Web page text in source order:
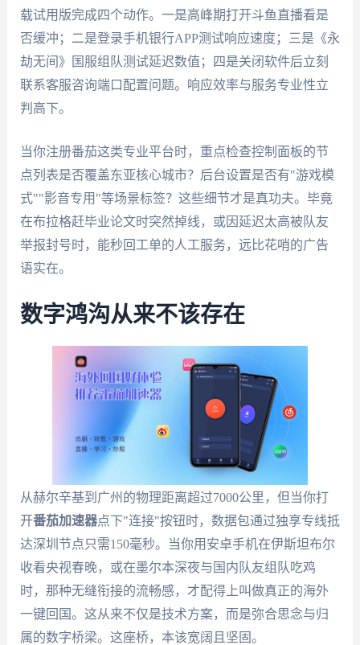
载试用版完成四个动作。一是高峰期打开斗鱼直播看是
否缓冲；二是登录手机银行APP测试响应速度；三是《永
劫无间》国服组队测试延迟数值；四是关闭软件后立刻
联系客服咨询端口配置问题。响应效率与服务专业性立
判高下。
当你注册番茄这类专业平台时，重点检查控制面板的节
点列表是否覆盖东亚核心城市？后台设置是否有"游戏模
式""影音专用"等场景标签？这些细节才是真功夫。毕竟
在布拉格赶毕业论文时突然掉线，或因延迟太高被队友
举报封号时，能秒回工单的人工服务，远比花哨的广告
语实在。
数字鸿沟从来不该存在
从赫尔辛基到广州的物理距离超过7000公里，但当你打
开番茄加速器点下"连接"按钮时，数据包通过独享专线抵
达深圳节点只需150毫秒。当你用安卓手机在伊斯坦布尔
收看央视春晚，或在墨尔本深夜与国内队友组队吃鸡
时，那种无缝衔接的流畅感，才配得上叫做真正的海外
一键回国。这从来不仅是技术方案，而是弥合思念与归
属的数字桥梁。这座桥，本该宽阔且坚固。